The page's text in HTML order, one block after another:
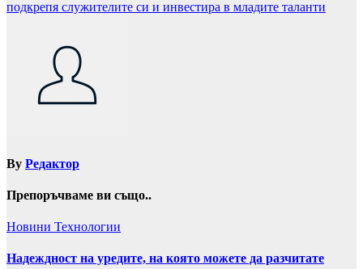
подкрепя служителите си и инвестира в младите таланти
By Редактор
Препоръчваме ви също..
Новини Технологии
Надеждност на уредите, на която можете да разчитате